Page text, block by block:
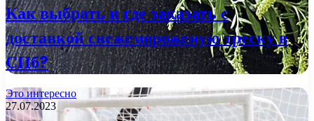
Как выбрать и где заказать с
доставкой свежемороженую треску в
СПб?
Это интересно
27.07.2023